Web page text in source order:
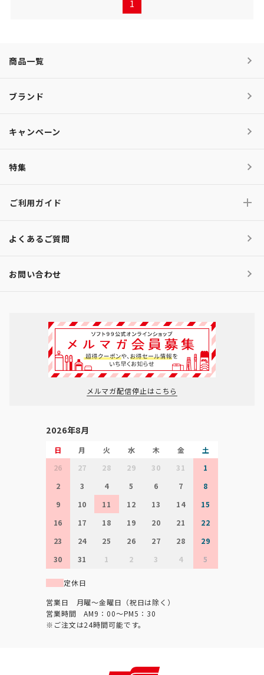
1
商品一覧
ブランド
キャンペーン
特集
ご利用ガイド
よくあるご質問
お問い合わせ
メルマガ配信停止はこちら
2026年8月
日 月 火 水 木 金
土
26
27 28 29 30 31
1
2
3 4 5 6 7
8
9
10 11 12 13 14
15
16
17 18 19 20 21
22
23
24 25 26 27 28
29
30
31 1 2 3 4 5
定休日
営業日 月曜～金曜日（祝日は除く）
営業時間 AM9：00～PM5：30
※ご注文は24時間可能です。